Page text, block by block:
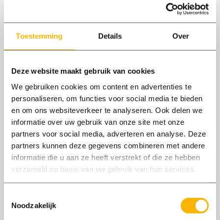
Toestemming Details Over
Deze website maakt gebruik van cookies
We gebruiken cookies om content en advertenties te
personaliseren, om functies voor social media te bieden
en om ons websiteverkeer te analyseren. Ook delen we
informatie over uw gebruik van onze site met onze
partners voor social media, adverteren en analyse. Deze
partners kunnen deze gegevens combineren met andere
informatie die u aan ze heeft verstrekt of die ze hebben
verzameld op basis van uw gebruik van hun services.
Noodzakelijk
kledingpakket dat past bij het werk dat jij gaat
Vacatures
Geen vacatures gevonden
Bekijk nog meer vacatures